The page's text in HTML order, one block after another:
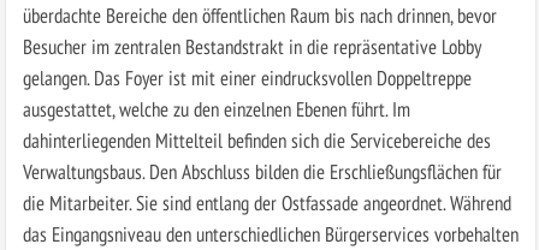
überdachte Bereiche den öffentlichen Raum bis nach drinnen, bevor
Besucher im zentralen Bestandstrakt in die repräsentative Lobby
gelangen. Das Foyer ist mit einer eindrucksvollen Doppeltreppe
ausgestattet, welche zu den einzelnen Ebenen führt. Im
dahinterliegenden Mittelteil befinden sich die Servicebereiche des
Verwaltungsbaus. Den Abschluss bilden die Erschließungsflächen für
die Mitarbeiter. Sie sind entlang der Ostfassade angeordnet. Während
das Eingangsniveau den unterschiedlichen Bürgerservices vorbehalten